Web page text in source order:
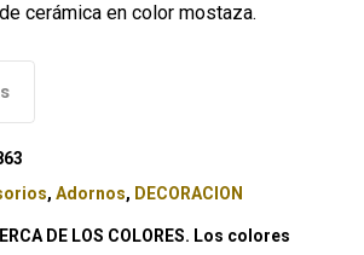
cerámica en color mostaza.
, Adornos, DECORACION
DE LOS COLORES. Los colores